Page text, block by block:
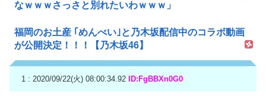
なｗｗｗさっさと別れたいわｗｗｗ」
福岡のお土産 ｢めんべい｣と乃木坂配信中のコラボ動画
が公開決定！！！【乃木坂46】
1 : 2020/09/22(火) 08:00:34.92 ID:FgBBXn0G0